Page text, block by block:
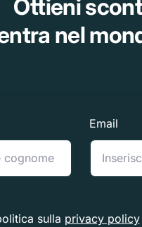
Ottieni
nel
Email
sulla privacy policy